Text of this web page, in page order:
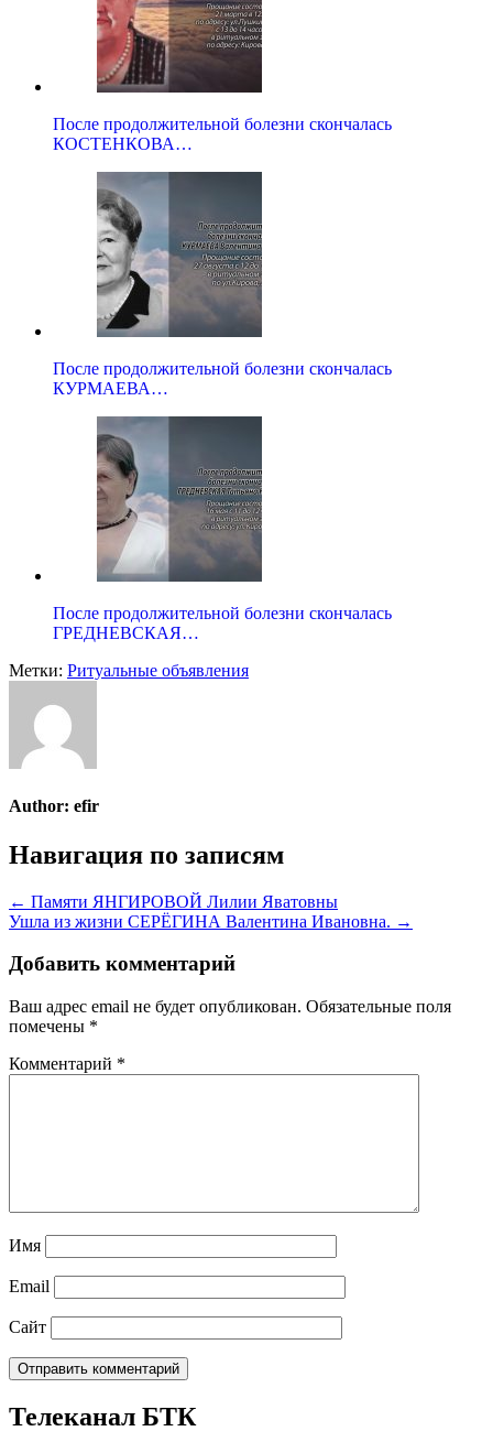
После продолжительной болезни скончалась
КОСТЕНКОВА…
После продолжительной болезни скончалась
КУРМАЕВА…
После продолжительной болезни скончалась
ГРЕДНЕВСКАЯ…
Метки: Ритуальные объявления
Author: efir
Навигация по записям
← Памяти ЯНГИРОВОЙ Лилии Яватовны
Ушла из жизни СЕРЁГИНА Валентина Ивановна. →
Добавить комментарий
Ваш адрес email не будет опубликован. Обязательные поля
помечены *
Комментарий *
Имя
Email
Сайт
Телеканал БТК